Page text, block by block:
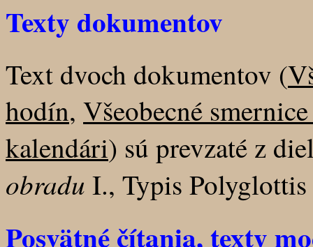
Texty dokumentov
Text dvoch dokumentov (
hodín, Všeobecné
kalendári) sú prevzaté z
obradu I., Typis
Posvätné čítania, texty